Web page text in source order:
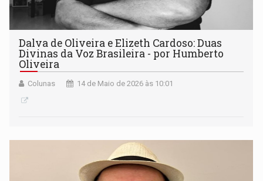
Dalva de Oliveira e Elizeth Cardoso: Duas
Divinas da Voz Brasileira - por Humberto
Oliveira
Colunas 14 de Maio de 2026 às 10:01